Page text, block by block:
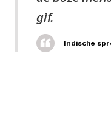
gif.
Indische